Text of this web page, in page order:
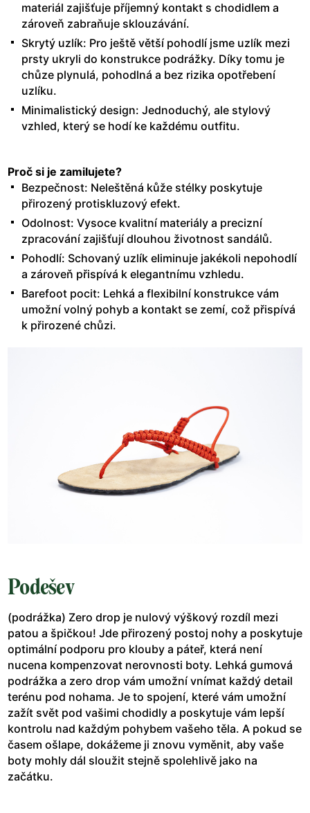
materiál zajišťuje příjemný kontakt s chodidlem a
zároveň zabraňuje sklouzávání.
Skrytý uzlík: Pro ještě větší pohodlí jsme uzlík mezi
prsty ukryli do konstrukce podrážky. Díky tomu je
chůze plynulá, pohodlná a bez rizika opotřebení
uzlíku.
Minimalistický design: Jednoduchý, ale stylový
vzhled, který se hodí ke každému outfitu.
Proč si je zamilujete?
Bezpečnost: Neleštěná kůže stélky poskytuje
přirozený protiskluzový efekt.
Odolnost: Vysoce kvalitní materiály a precizní
zpracování zajišťují dlouhou životnost sandálů.
Pohodlí: Schovaný uzlík eliminuje jakékoli nepohodlí
a zároveň přispívá k elegantnímu vzhledu.
Barefoot pocit: Lehká a flexibilní konstrukce vám
umožní volný pohyb a kontakt se zemí, což přispívá
k přirozené chůzi.
Podešev
(podrážka) Zero drop je nulový výškový rozdíl mezi
patou a špičkou! Jde přirozený postoj nohy a poskytuje
optimální podporu pro klouby a páteř, která není
nucena kompenzovat nerovnosti boty. Lehká gumová
podrážka a zero drop vám umožní vnímat každý detail
terénu pod nohama. Je to spojení, které vám umožní
zažít svět pod vašimi chodidly a poskytuje vám lepší
kontrolu nad každým pohybem vašeho těla. A pokud se
časem ošlape, dokážeme ji znovu vyměnit, aby vaše
boty mohly dál sloužit stejně spolehlivě jako na
začátku.